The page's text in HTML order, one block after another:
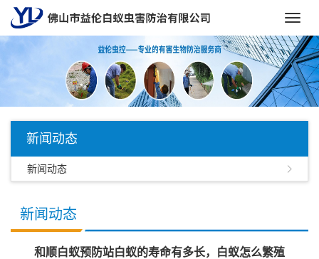
新闻动态
新闻动态
新闻动态
和顺白蚁预防站白蚁的寿命有多长，白蚁怎么繁殖